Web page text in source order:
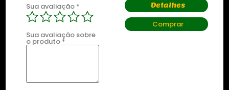
Sua avaliação *
Sua avaliação sobre
o produto *
Comprar
Detalhes
Comprar